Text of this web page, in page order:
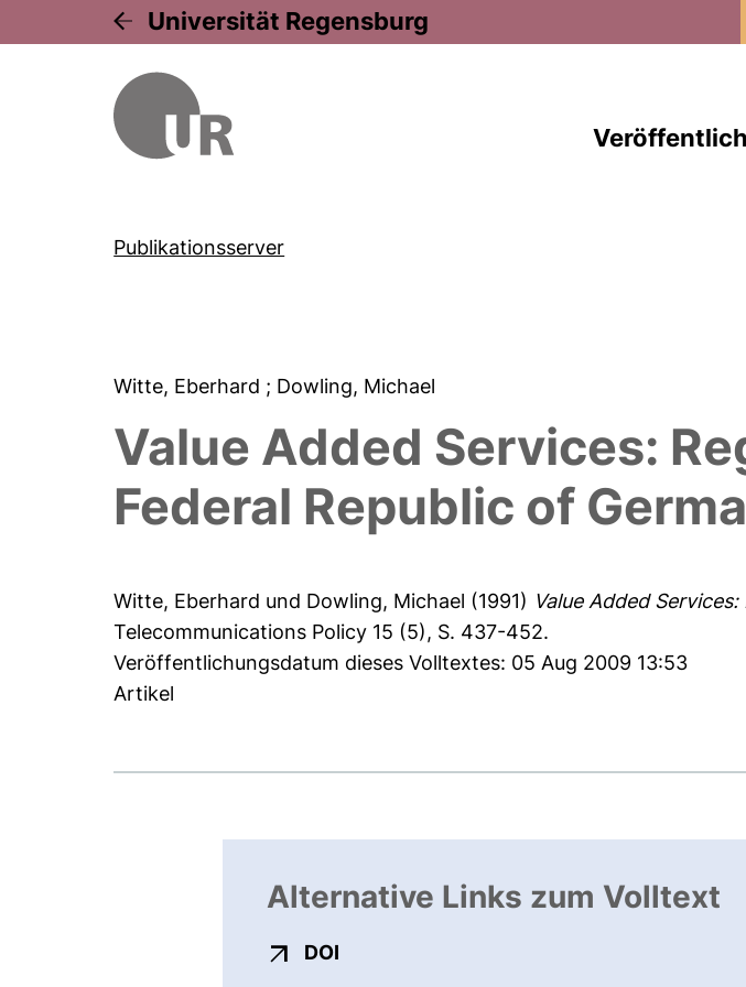
Universität Regensburg
Publikationsserver
Witte, Eberhard ; Dowling, Michael
Value Added Services:
Federal Republic of
Witte, Eberhard und Dowling, Michael (1991) Value Added
Telecommunications Policy 15 (5), S. 437-452.
Veröffentlichungsdatum dieses Volltextes: 05 Aug 2009 13:53
Artikel
Alternative Links zum Volltext
DOI